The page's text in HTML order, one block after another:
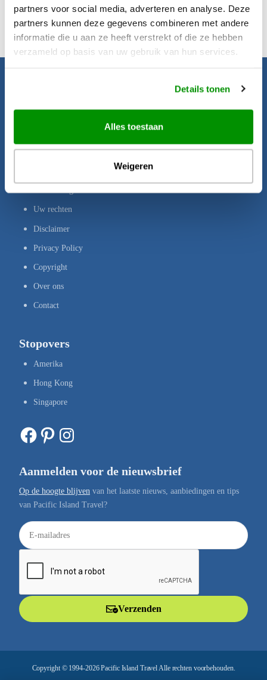
partners voor social media, adverteren en analyse. Deze
partners kunnen deze gegevens combineren met andere
informatie die u aan ze heeft verstrekt of die ze hebben
verzameld op basis van uw gebruik van hun services.
Details tonen
Alles toestaan
Weigeren
Bestemmingen
Uw rechten
Disclaimer
Privacy Policy
Copyright
Over ons
Contact
Stopovers
Amerika
Hong Kong
Singapore
Facebook Pinterest Instagram
Aanmelden voor de nieuwsbrief
Op de hoogte blijven van het laatste nieuws, aanbiedingen en tips
van Pacific Island Travel?
E
-
a
Verzenden
Copyright © 1994-2026 Pacific Island Travel Alle rechten voorbehouden.